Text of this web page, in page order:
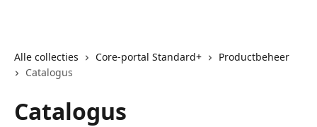
Alle collecties Core-portal Standard+
Productbeheer
Catalogus
Catalogus